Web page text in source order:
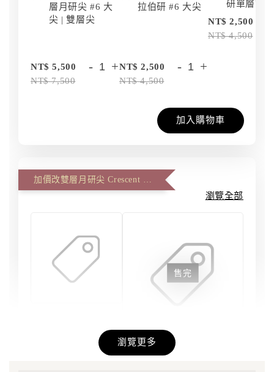
層月研尖 #6 大
尖 | 雙層尖
NT$ 5,500
NT$ 7,500
- +
拉伯研 #6 大尖
NT$ 2,500
NT$ 4,500
- +
研單層訂
NT$ 2,500
NT$ 4,500
加入購物車
瀏覽全部
層月研尖 #6 大
售完
刀劍磨匠坊 - 雙層雙面
瀏覽更多